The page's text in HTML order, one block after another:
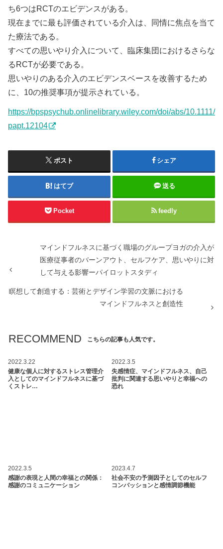
ち6つはRCTのエビデンスがある。
現在までに最も評価されている介入は、同情に焦点を当て
た療法である。
すべての思いやり介入について、臨床集団におけるさらな
るRCTが必要である。
思いやりのある介入のエビデンスベースを改善するため
に、10の推奨事項が提示されている。
https://bpspsychub.onlinelibrary.wiley.com/doi/abs/10.1111/
papt.12104
ポスト シェア
はてブ 送る
Pocket feedly
マインドフルネスに基づく職場のグループヨガの介入が
医療従事者のバーンアウト、セルフケア、思いやりに対
して与える影響ーパイロットスタディ
瞑想して創造する：芸術とデザイン学習の文脈における
マインドフルネスと創造性
RECOMMEND こちらの記事も人気です。
2022.3.22
健康な個人に対するストレス管理介
入としてのマインドフルネスに基づ
くストレ…
2022.3.5
失感情症、マインドフルネス、自己
批判に関連する思いやりと幸福への
恐れ
2022.3.5
感謝の表現と人間の幸福との関係：
感謝のコミュニケーション
2023.4.7
社会不安の予測因子としてのセルフ
コンパッションと感情調節機能